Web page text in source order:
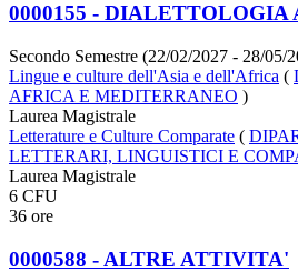
0000155 - DIALETTOLOGIA
Secondo Semestre (22/02/2027 - 28/05/
Lingue e culture dell'Asia e dell'Africa (
AFRICA E MEDITERRANEO )
Laurea Magistrale
Letterature e Culture Comparate (
LETTERARI, LINGUISTICI E
Laurea Magistrale
6 CFU
36 ore
0000588 - ALTRE ATTIVITA'